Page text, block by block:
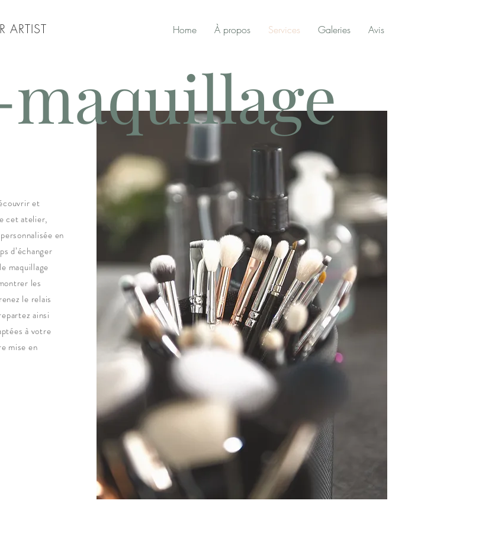
ARTIST Home À propos Services Galeries Avis
et
cet atelier,
en
d’échanger
maquillage
les
le relais
ainsi
à votre
mise en